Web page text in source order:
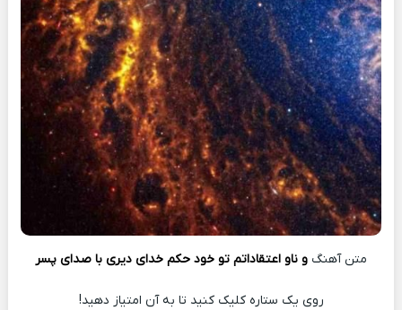
متن آهنگ و ناو اعتقاداتم تو خود حکم خدای دیری با صدای پسر
روی یک ستاره کلیک کنید تا به آن امتیاز دهید!